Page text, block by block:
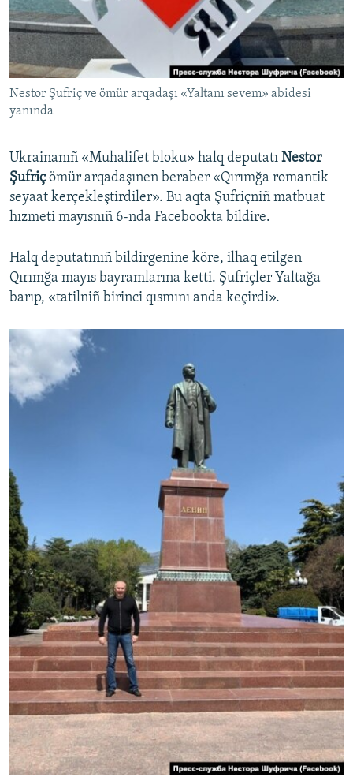
Русский
Українською
QOŞULIÑIZ!
RFE/RS bütün saytları
Nestor Şufriç ve ömür arqadaşı «Yaltanı sevem» abidesi
yanında
Ukrainanıñ «Muhalifet bloku» halq deputatı Nestor
Şufriçömür arqadaşınen beraber «Qırımğa romantik
seyaat kerçekleştirdiler». Bu aqta Şufriçniñ matbuat
hızmeti mayısnıñ 6-nda Facebookta bildire.
Halq deputatınıñ bildirgenine köre, ilhaq etilgen
Qırımğa mayıs bayramlarına ketti. Şufriçler Yaltağa
barıp, «tatilniñ birinci qısmını anda keçirdi».